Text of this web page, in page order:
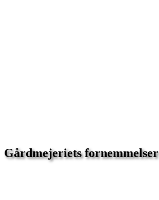
Gårdmejeriets fornemmelser